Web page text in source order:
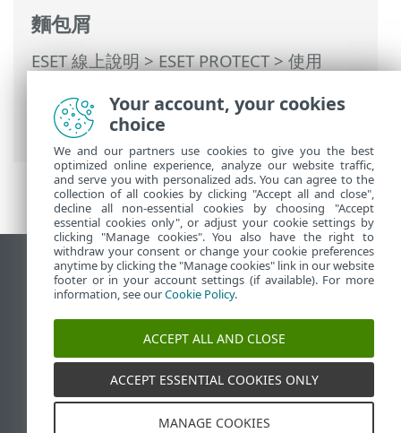
麵包屑
ESET 線上說明>ESET PROTECT>使用
遷移到雲端行動裝置管理 (從 ESET
PROTECT On-prem)
檢視桌面網站
End of Life
ESET 知識庫
ESET Status Portal
地區設定
Your account, your cookies
choice
We and our partners use cookies to give you the best
optimized online experience, analyze our website traffic,
and serve you with personalized ads. You can agree to the
collection of all cookies by clicking "Accept all and close",
decline all non-essential cookies by choosing "Accept
essential cookies only", or adjust your cookie settings by
clicking "Manage cookies". You also have the right to
withdraw your consent or change your cookie preferences
anytime by clicking the "Manage cookies" link in our website
footer or in your account settings (if available). For more
information, see ourCookie Policy.
ACCEPT ALL AND CLOSE
ACCEPT ESSENTIAL COOKIES ONLY
MANAGE COOKIES